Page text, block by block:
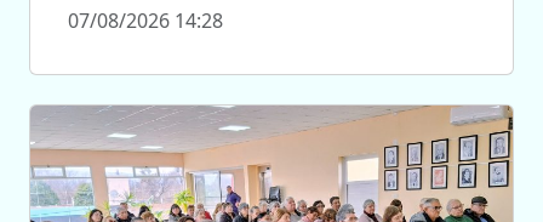
07/08/2026 14:28